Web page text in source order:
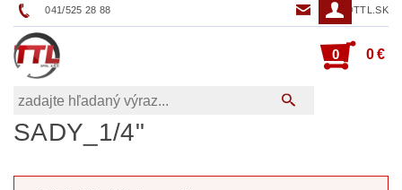
041/525 28 88 TTL@TTL.SK
0 0 €
SADY_1/4"